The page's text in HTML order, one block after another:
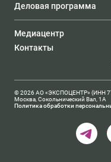
Деловая программа
Медиацентр
Контакты
© 2026 АО «ЭКСПОЦЕНТР» (ИНН
Москва, Сокольнический Вал, 1А
Политика обработки